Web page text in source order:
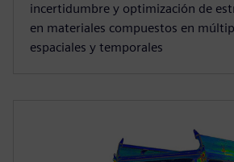
incertidumbre y optimización de
en materiales compuestos en
espaciales y temporales